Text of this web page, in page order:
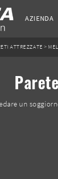
AZIENDA
ATTREZZATE >
un